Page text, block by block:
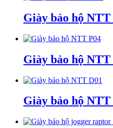
Giày bảo hộ NTT
Giày bảo hộ NTT
Giày bảo hộ NTT